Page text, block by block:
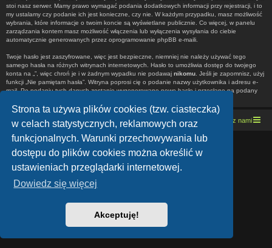
Strona ta używa plików cookies (tzw. ciasteczka)
w celach statystycznych, reklamowych oraz
funkcjonalnych. Warunki przechowywania lub
dostępu do plików cookies można określić w
ustawieniach przeglądarki internetowej.
Dowiedz się więcej
Akceptuję!
stoi nasz serwer. Mamy prawo wymagać podania dodatkowych informacji przy rejestracji, i to
my ustalamy czy podanie ich jest konieczne, czy nie. W każdym przypadku, masz możliwość
wybrania, które informacje o twoim koncie są wyświetlane publicznie. Co więcej, w panelu
zarządzania kontem masz możliwość włączenia lub wyłączenia wysyłania do ciebie
automatycznie generowanych przez oprogramowanie phpBB e-maili.
Twoje hasło jest zaszyfrowane, więc jest bezpieczne, niemniej nie należy używać tego
samego hasła na różnych witrynach internetowych. Hasło to umożliwia dostęp do twojego
konta na „”, więc chroń je i w żadnym wypadku nie podawaj nikomu . Jeśli je zapomnisz, użyj
funkcji „Nie pamiętam hasła”. Witryna poprosi cię o podanie nazwy użytkownika i adresu e-
mail. Po podaniu tych danych zostanie wygenerowane nowe hasło i przesłane na podany
Strona domowa Kresowe forum motocyklowe Kontakt z nami
Co-Author:MannixMD
Technologię dostarczaphpBB
® Forum Software © phpBB Limited
Polski pakiet językowy dostarcza
Zasady ochrony danych osobowych